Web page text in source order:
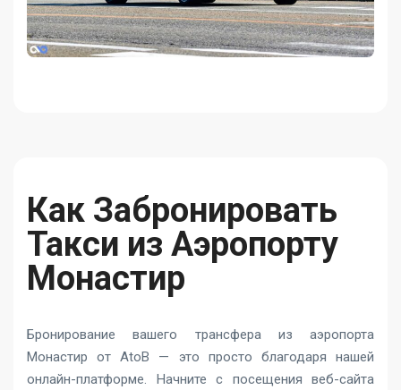
Как Забронировать
Такси из Аэропорту
Монастир
Бронирование вашего трансфера из аэропорта
Монастир от AtoB — это просто благодаря нашей
онлайн-платформе. Начните с посещения веб-сайта